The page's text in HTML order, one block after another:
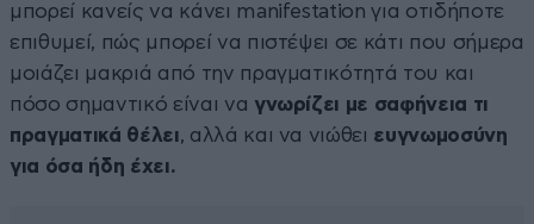
μπορεί κανείς να κάνει manifestation για οτιδήποτε
επιθυμεί, πώς μπορεί να πιστέψει σε κάτι που σήμερα
μοιάζει μακριά από την πραγματικότητά του και
πόσο σημαντικό είναι να γνωρίζει με σαφήνεια τι
πραγματικά θέλει, αλλά και να νιώθει ευγνωμοσύνη
για όσα ήδη έχει.